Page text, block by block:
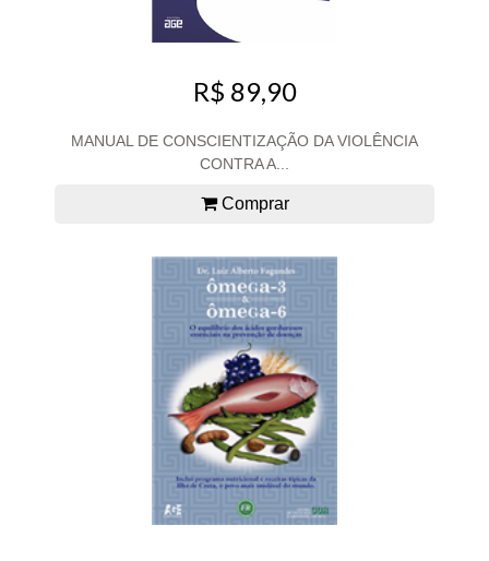
R$ 89,90
MANUAL DE CONSCIENTIZAÇÃO DA VIOLÊNCIA
CONTRA A...
Comprar